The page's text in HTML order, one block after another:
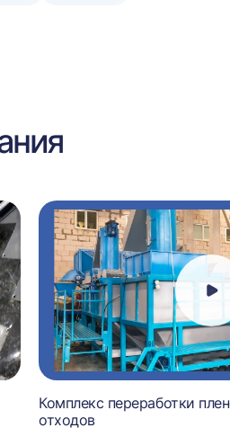
Комплекс переработки
отходов